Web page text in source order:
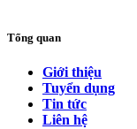
Tổng quan
Giới thiệu
Tuyển dụng
Tin tức
Liên hệ